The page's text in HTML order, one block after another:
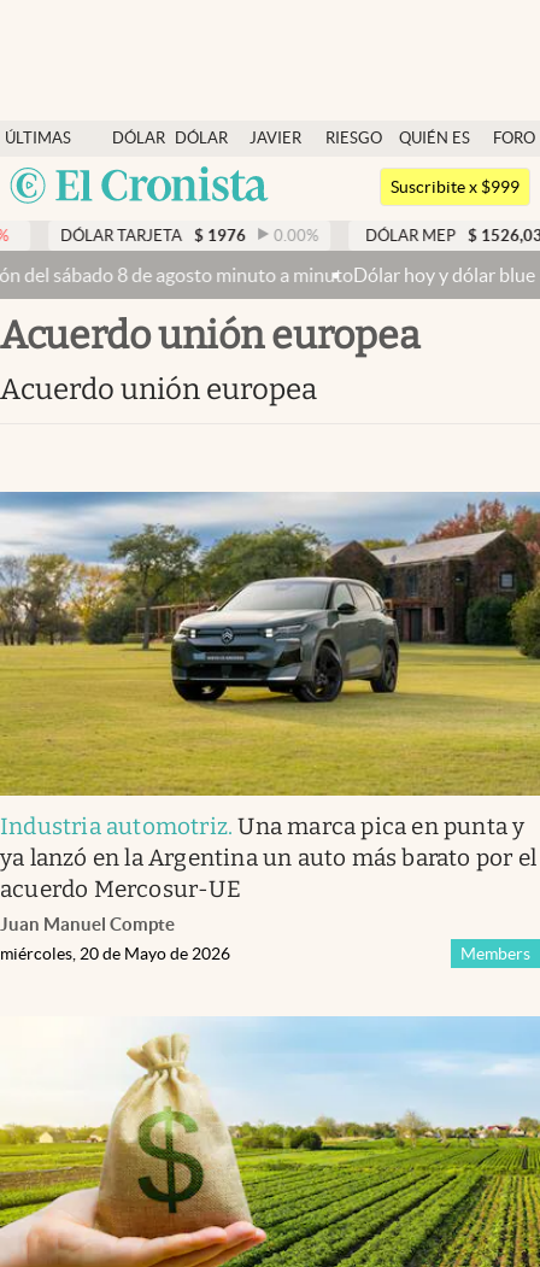
ÚLTIMAS
NOTICIAS
DÓLAR
DÓLAR
BLUE
JAVIER
RIESGO
QUIÉN ES
QUIÉN
FORO
Argentina
México
Dólar
Members
Economía y Política
Finanzas y Mercados
Mercados Online
Apertura
Infotechnology
Clase
Clima
Eventos Corporativos
El Cronista Studio
Mediakit
abre en nueva pestaña
Argentina
Suscribite x $999
DÓLAR TARJETA $ 1976 0.00% DÓLAR MEP $ 1526,03
sábado 8 de agosto minuto a minutoDólar hoy y dólar blue
acuerdo unión europea
acuerdo unión europea
Industria automotriz.Una marca pica en punta y
ya lanzó en la Argentina un auto más barato por el
acuerdo Mercosur-UE
Juan Manuel Compte
Members
miércoles, 20 de Mayo de 2026